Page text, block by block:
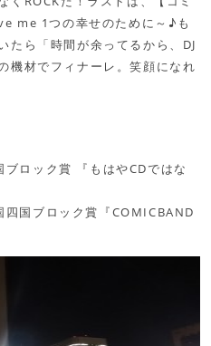
me 1つの幸せのために～♪も
たら「時間が余ってるから、DJ
機材でフィナーレ。笑顔になれ
ロック賞 『もはやCDではな
国ブロック賞『COMICBAND